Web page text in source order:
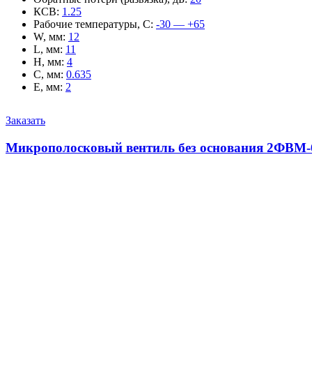
КСВ: 1.25
Рабочие температуры, С: -30 — +65
W, мм: 12
L, мм: 11
H, мм: 4
C, мм: 0.635
E, мм: 2
Заказать
Микрополосковый вентиль без основания 2ФВМ-